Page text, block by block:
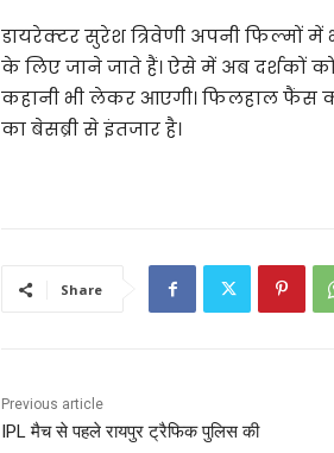
डायरेक्टर सुरेश त्रिवेणी अपनी
के लिए जाने जाते हैं। ऐसे में अब दर्शकों को
कहानी भी लेकर आएगी। फिलहाल फैंस
का बेसब्री से इंतजार है।
Share
Previous article
IPL मैच से पहले रायपुर ट्रैफिक पुलिस की